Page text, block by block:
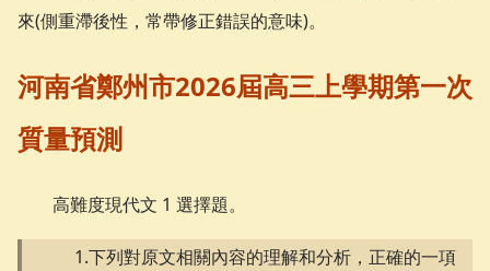
來(側重滯後性，常帶修正錯誤的意味)。
河南省鄭州市2026屆高三上學期第一次
質量預測
高難度現代文 1 選擇題。
1.下列對原文相關內容的理解和分析，正確的一項